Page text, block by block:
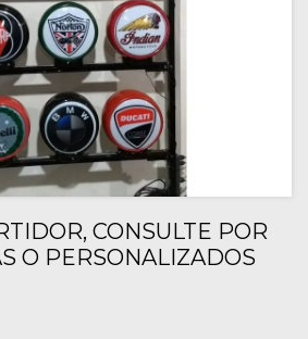
CONSULTE POR
O PERSONALIZADOS